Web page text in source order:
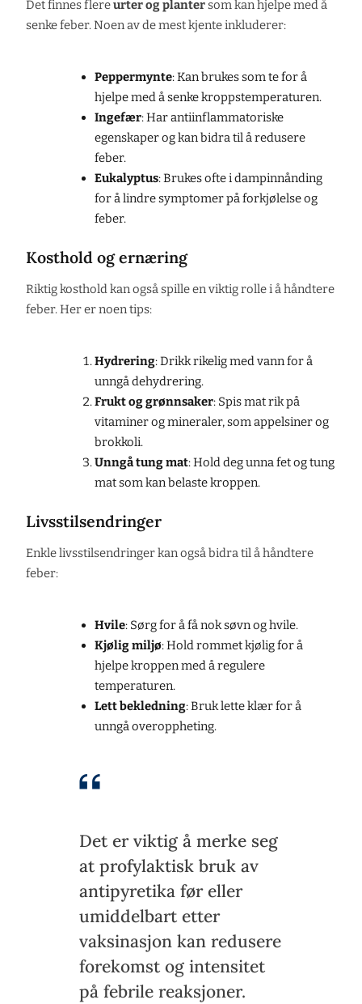
Det finnes flereurter og plantersom kan hjelpe med å
senke feber. Noen av de mest kjente inkluderer:
Peppermynte: Kan brukes som te for å
hjelpe med å senke kroppstemperaturen.
Ingefær: Har antiinflammatoriske
egenskaper og kan bidra til å redusere
feber.
Eukalyptus: Brukes ofte i dampinnånding
for å lindre symptomer på forkjølelse og
feber.
Kosthold og ernæring
Riktig kosthold kan også spille en viktig rolle i å håndtere
feber. Her er noen tips:
Hydrering: Drikk rikelig med vann for å
unngå dehydrering.
Frukt og grønnsaker: Spis mat rik på
vitaminer og mineraler, som appelsiner og
brokkoli.
Unngå tung mat: Hold deg unna fet og tung
mat som kan belaste kroppen.
Livsstilsendringer
Enkle livsstilsendringer kan også bidra til å håndtere
feber:
Hvile: Sørg for å få nok søvn og hvile.
Kjølig miljø: Hold rommet kjølig for å
hjelpe kroppen med å regulere
temperaturen.
Lett bekledning: Bruk lette klær for å
unngå overoppheting.
Det er viktig å merke seg
at profylaktisk bruk av
antipyretika før eller
umiddelbart etter
vaksinasjon kan redusere
forekomst og intensitet
på febrile reaksjoner.